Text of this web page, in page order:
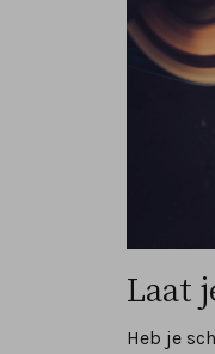
Laat
Heb je